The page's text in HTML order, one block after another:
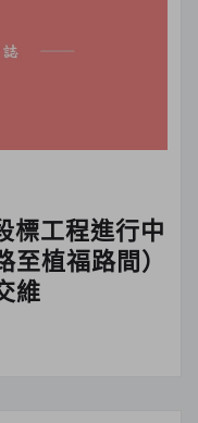
標工程進行中
植福路間）
維